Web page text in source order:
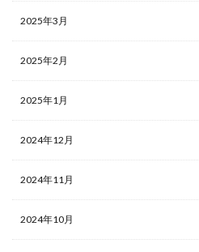
2025年3月
2025年2月
2025年1月
2024年12月
2024年11月
2024年10月